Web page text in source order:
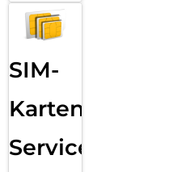
SIM-
Karten
Service: